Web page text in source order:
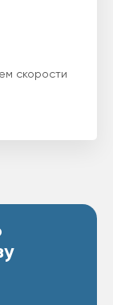
скорости